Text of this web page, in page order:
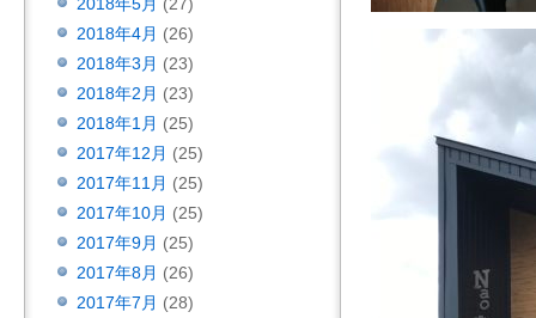
2018年4月 (26)
2018年3月 (23)
2018年2月 (23)
2018年1月 (25)
2017年12月 (25)
2017年11月 (25)
2017年10月 (25)
2017年9月 (25)
2017年8月 (26)
2017年7月 (28)